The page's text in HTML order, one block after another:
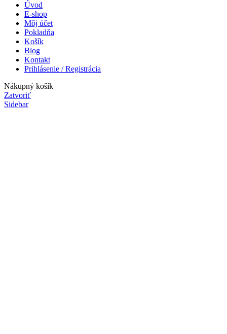
Úvod
E-shop
Môj účet
Pokladňa
Košík
Blog
Kontakt
Prihlásenie / Registrácia
Nákupný košík
Zatvoriť
Sidebar